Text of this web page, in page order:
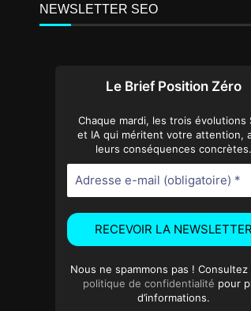
NEWSLETTER SEO
Le Brief Position Zéro
Chaque mardi, les trois évolutions
et IA qui méritent votre attention,
leurs conséquences concrètes.
Nous ne spammons pas !
politique de confidentialité pour
d’informations.